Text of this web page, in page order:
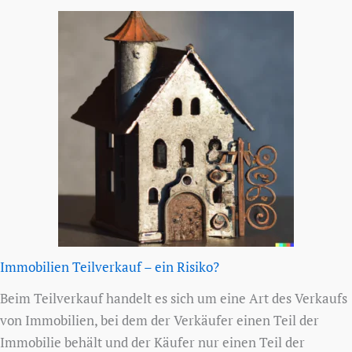
Immobilien Teilverkauf – ein Risiko?
Beim Teilverkauf handelt es sich um eine Art des Verkaufs
von Immobilien, bei dem der Verkäufer einen Teil der
Immobilie behält und der Käufer nur einen Teil der